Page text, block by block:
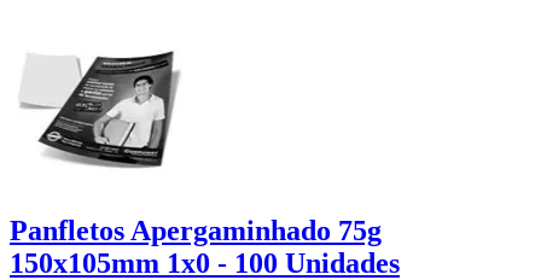
Panfletos Apergaminhado 75g
150x105mm 1x0 - 100 Unidades